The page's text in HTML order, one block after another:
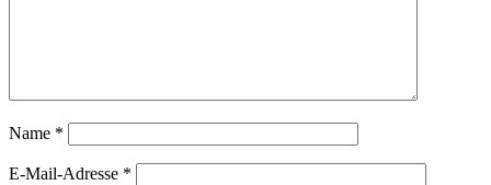
Name *
E-Mail-Adresse *